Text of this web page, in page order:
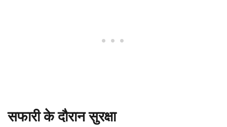
सफारी के दौरान सुरक्षा